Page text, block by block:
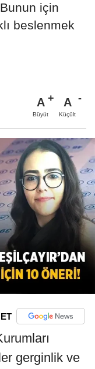
için
beslenmek
A
Büyüt
A
Küçült
gerginlik ve